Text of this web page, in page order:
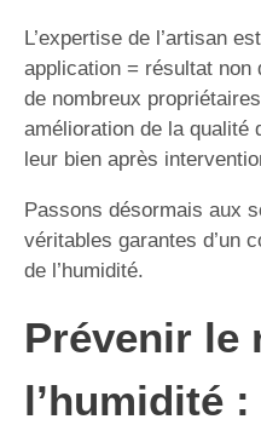
L’expertise de l’artisan
application = résultat non
de nombreux
amélioration de la qualité
leur bien après
Passons désormais aux
véritables garantes d’un
de l’humidité.
Prévenir le
l’humidité